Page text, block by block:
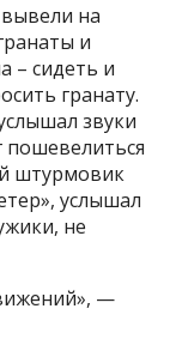
на
и
– сидеть и
гранату.
звуки
пошевелиться
штурмовик
услышал
не
—